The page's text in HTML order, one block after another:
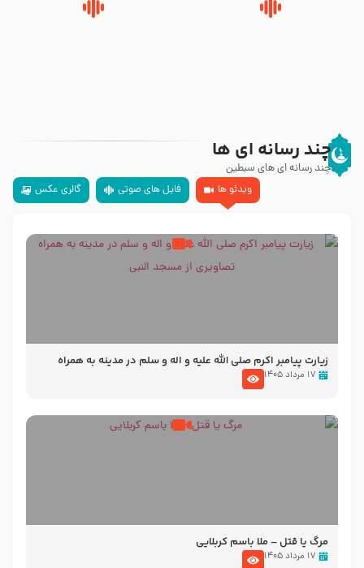
چند رسانه ای ها
چند رسانه ای های سبطین
ویدئو ها
فایل های صوتی گالری عکس
زیارت پیامبر اکرم صلی الله علیه و اله و سلم در مدینه به همراه
تصاویری از مسجد النبی
۱۷ مرداد ۱۴۰۵
مرگ یا قتل – ملا باسم کربلایی
۱۷ مرداد ۱۴۰۵